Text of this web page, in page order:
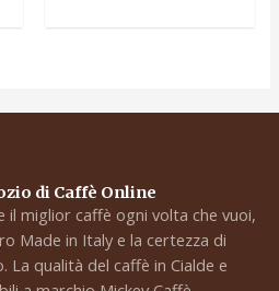
di Caffè Online
il miglior caffè ogni volta che vuoi,
Made in Italy e la certezza di
La qualità del caffè in Cialde e